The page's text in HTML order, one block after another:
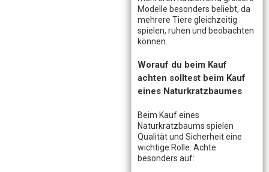
Modelle besonders beliebt, da
mehrere Tiere gleichzeitig
spielen, ruhen und beobachten
können.
Worauf du beim Kauf
achten solltest beim Kauf
eines Naturkratzbaumes
Beim Kauf eines
Naturkratzbaums spielen
Qualität und Sicherheit eine
wichtige Rolle. Achte
besonders auf: